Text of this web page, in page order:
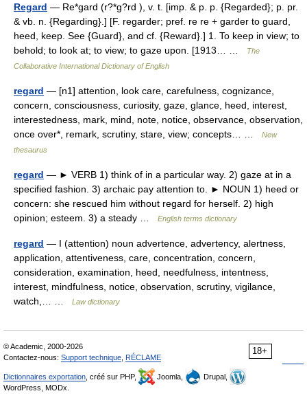
Regard — Re*gard (r?*g?rd ), v. t. [imp. & p. p. {Regarded}; p. pr.
& vb. n. {Regarding}.] [F. regarder; pref. re re + garder to guard,
heed, keep. See {Guard}, and cf. {Reward}.] 1. To keep in view; to
behold; to look at; to view; to gaze upon. [1913… …
The
Collaborative International Dictionary of English
regard — [n1] attention, look care, carefulness, cognizance,
concern, consciousness, curiosity, gaze, glance, heed, interest,
interestedness, mark, mind, note, notice, observance, observation,
once over*, remark, scrutiny, stare, view; concepts… …
New
thesaurus
regard — ► VERB 1) think of in a particular way. 2) gaze at in a
specified fashion. 3) archaic pay attention to. ► NOUN 1) heed or
concern: she rescued him without regard for herself. 2) high
opinion; esteem. 3) a steady …
English terms dictionary
regard — I (attention) noun advertence, advertency, alertness,
application, attentiveness, care, concentration, concern,
consideration, examination, heed, needfulness, intentness,
interest, mindfulness, notice, observation, scrutiny, vigilance,
watch,… …
Law dictionary
18+
© Academic, 2000-2026
Contactez-nous: Support technique RÉCLAME
Dictionnaires exportation , créé sur PHP, Joomla,
Drupal,
WordPress, MODx.